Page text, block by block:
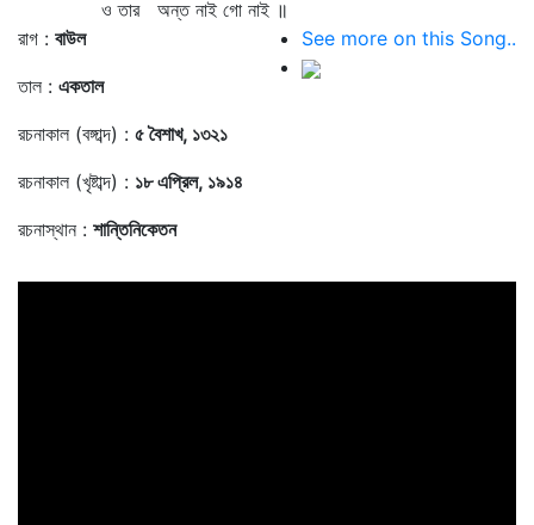
ও তার অন্ত নাই গো নাই ॥
রাগ : বাউল
তাল : একতাল
রচনাকাল (বঙ্গাব্দ) : ৫ বৈশাখ, ১৩২১
রচনাকাল (খৃষ্টাব্দ) : ১৮ এপ্রিল, ১৯১৪
রচনাস্থান : শান্তিনিকেতন
See more on this Song..